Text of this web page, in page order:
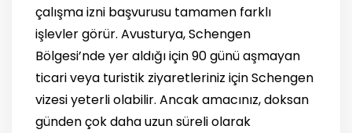
çalışma izni başvurusu tamamen farklı
işlevler görür. Avusturya, Schengen
Bölgesi’nde yer aldığı için 90 günü aşmayan
ticari veya turistik ziyaretleriniz için Schengen
vizesi yeterli olabilir. Ancak amacınız, doksan
günden çok daha uzun süreli olarak